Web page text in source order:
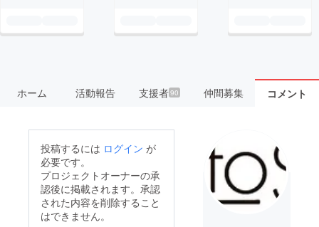
ホーム 活動報告 支援者90 仲間募集 コメント
投稿するには ログイン が
必要です。
プロジェクトオーナーの承
認後に掲載されます。承認
された内容を削除すること
はできません。